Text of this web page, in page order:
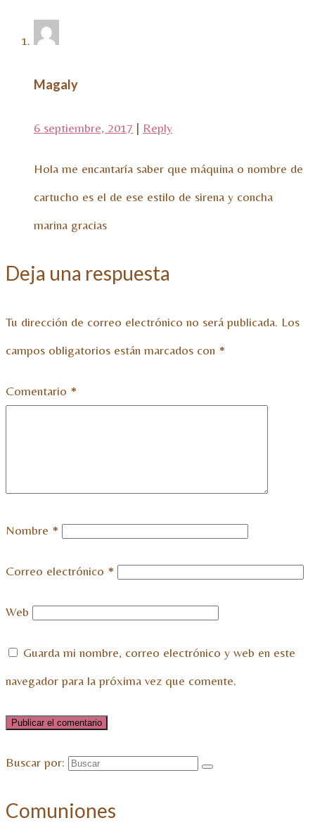
Magaly
6 septiembre, 2017 | Reply
Hola me encantaría saber que máquina o nombre de
cartucho es el de ese estilo de sirena y concha
marina gracias
Deja una respuesta
Tu dirección de correo electrónico no será publicada. Los
campos obligatorios están marcados con *
Comentario *
Nombre *
Correo electrónico *
Web
Guarda mi nombre, correo electrónico y web en este
navegador para la próxima vez que comente.
Buscar por:
Comuniones